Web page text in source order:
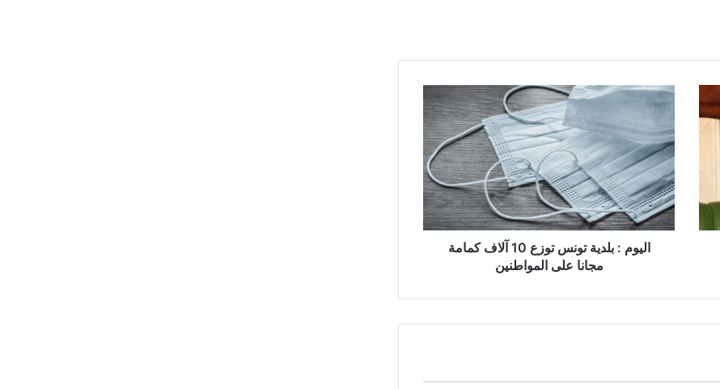
ا
ي
و
م
:
ب
ل
د
و
ز
اليوم : بلدية تونس توزع 10 آلاف كمامة
مجانا على المواطنين